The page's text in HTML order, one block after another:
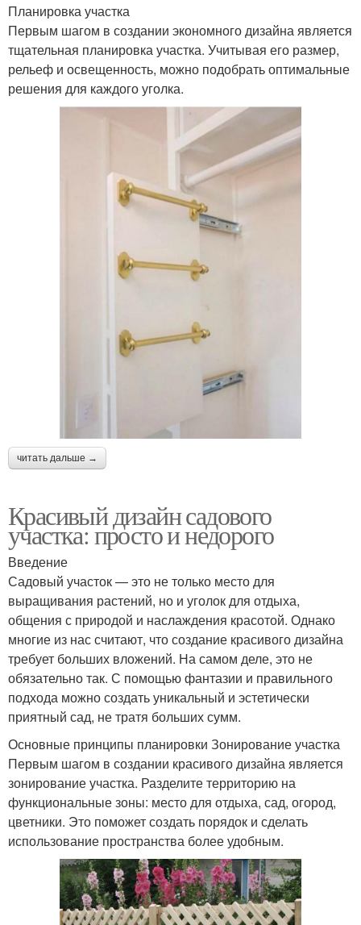
Планировка участка
Первым шагом в создании экономного дизайна является
тщательная планировка участка. Учитывая его размер,
рельеф и освещенность, можно подобрать оптимальные
решения для каждого уголка.
читать дальше →
Красивый дизайн садового
участка: просто и недорого
Введение
Садовый участок — это не только место для
выращивания растений, но и уголок для отдыха,
общения с природой и наслаждения красотой. Однако
многие из нас считают, что создание красивого дизайна
требует больших вложений. На самом деле, это не
обязательно так. С помощью фантазии и правильного
подхода можно создать уникальный и эстетически
приятный сад, не тратя больших сумм.
Основные принципы планировки Зонирование участка
Первым шагом в создании красивого дизайна является
зонирование участка. Разделите территорию на
функциональные зоны: место для отдыха, сад, огород,
цветники. Это поможет создать порядок и сделать
использование пространства более удобным.